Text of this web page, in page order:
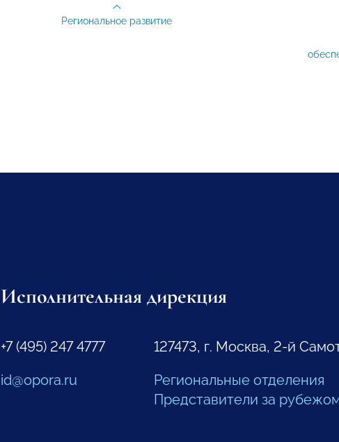
Региональное развитие
Исполнительная дирекция
+7 (495) 247 4777
id@opora.ru
127473, г. Москва, 2-й
Региональные отделения
Представители за